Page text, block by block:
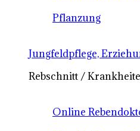
Pflanzung
Jungfeldpflege,
Rebschnitt /
Online